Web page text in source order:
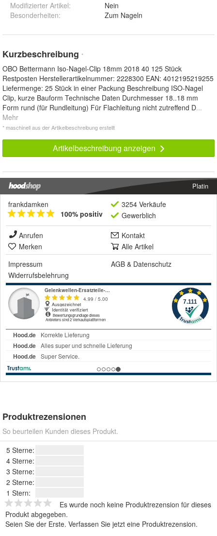
Modifizierter Artikel:
Nein
Besonderheiten: Zum Nageln
Kurzbeschreibung *
OBO Bettermann Iso-Nagel-Clip 18mm 2018 40 125 Stück
Restposten Herstellerartikelnummer: 2228300 EAN: 4012195219255
Liefermenge: 25 Stück in einer Packung Beschreibung ISO-Nagel
Clip, kurze Bauform Technische Daten Durchmesser 18..18 mm
Form rund (für Rundleitung) Für Flachleitung nicht zutreffend D...
Mehr
* maschinell aus der Artikelbeschreibung erstellt
Artikelbeschreibung anzeigen
Platin
frankdamken
100% positiv
3254 Verkäufe
Gewerblich
Anrufen
Kontakt
Merken
Alle Artikel
Impressum
AGB & Datenschutz
Widerrufsbelehrung
Produktrezensionen
So beurteilen Kunden dieses Produkt.
5 Sterne:
4 Sterne:
3 Sterne:
2 Sterne:
1 Stern:
Es wurde noch keine Produktrezension für dieses
Produkt abgegeben.
Seien Sie der Erste. Verfassen Sie jetzt eine Produktrezension.